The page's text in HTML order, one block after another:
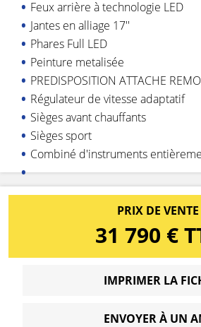
Feux arrière à technologie LED
Jantes en alliage 17''
Phares Full LED
Peinture metalisée
PREDISPOSITION ATTACHE
Régulateur de vitesse adaptatif
Sièges avant chauffants
Sièges sport
Combiné d'instruments
PRIX DE VENTE
31 790 €
IMPRIMER LA
ENVOYER À UN